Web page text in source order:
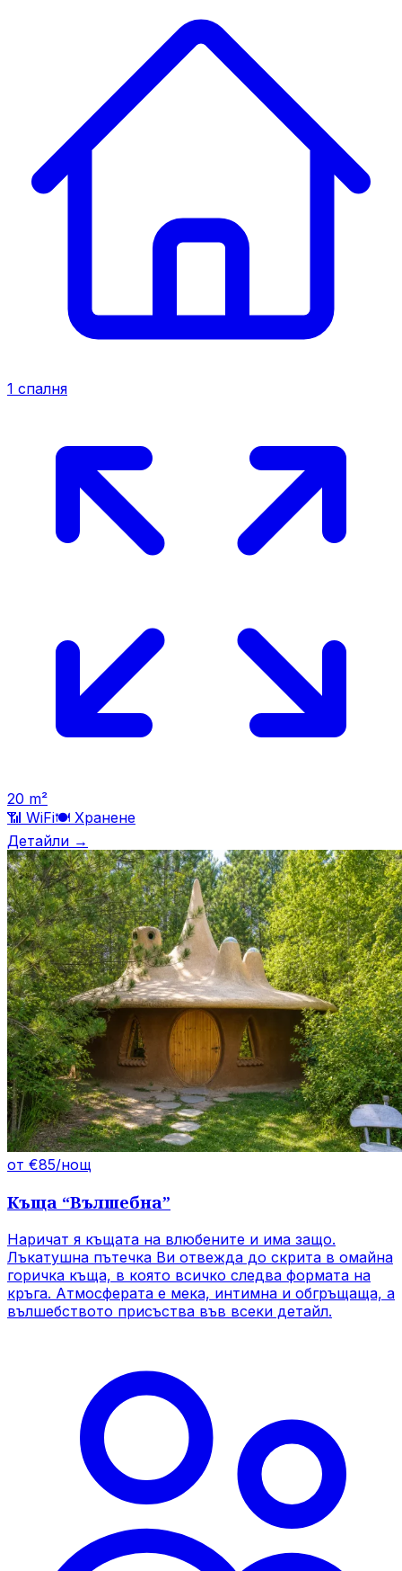
1 спалня
20 m²
📶 WiFi🍽️ Хранене
Детайли →
от €85/нощ
Къща “Вълшебна”
Наричат я къщата на влюбените и има защо.
Лъкатушна пътечка Ви отвежда до скрита в омайна
горичка къща, в която всичко следва формата на
кръга. Атмосферата е мека, интимна и обгръщаща, а
вълшебството присъства във всеки детайл.